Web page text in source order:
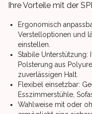
Ihre Vorteile mit der
Ergonomisch
Verstelloptionen und
einstellen.
Stabile Unterstützung:
Polsterung aus
zuverlässigen Halt.
Flexibel einsetzbar:
Esszimmerstühle,
Wahlweise mit oder